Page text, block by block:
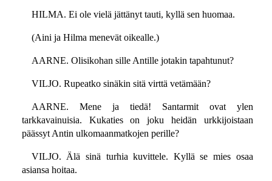
HILMA. Ei ole vielä jättänyt tauti, kyllä sen huomaa.
(Aini ja Hilma menevät oikealle.)
AARNE. Olisikohan sille Antille jotakin tapahtunut?
VILJO. Rupeatko sinäkin sitä virttä vetämään?
AARNE. Mene ja tiedä! Santarmit ovat ylen
tarkkavainuisia. Kukaties on joku heidän urkkijoistaan
päässyt Antin ulkomaanmatkojen perille?
VILJO. Älä sinä turhia kuvittele. Kyllä se mies osaa
asiansa hoitaa.